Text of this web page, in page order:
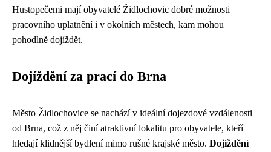
Hustopečemi mají obyvatelé Židlochovic dobré možnosti
pracovního uplatnění i v okolních městech, kam mohou
pohodlně dojíždět.
Dojíždění za prací do Brna
Město Židlochovice se nachází v ideální dojezdové vzdálenosti
od Brna, což z něj činí atraktivní lokalitu pro obyvatele, kteří
hledají klidnější bydlení mimo rušné krajské město. Dojíždění